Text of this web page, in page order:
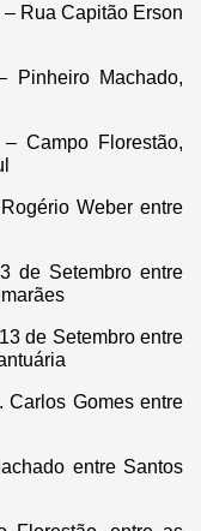
Rua Capitão Erson
Pinheiro Machado,
Campo Florestão,
Weber entre
de Setembro entre
de Setembro entre
Carlos Gomes entre
entre Santos